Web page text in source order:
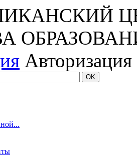
Авторизация